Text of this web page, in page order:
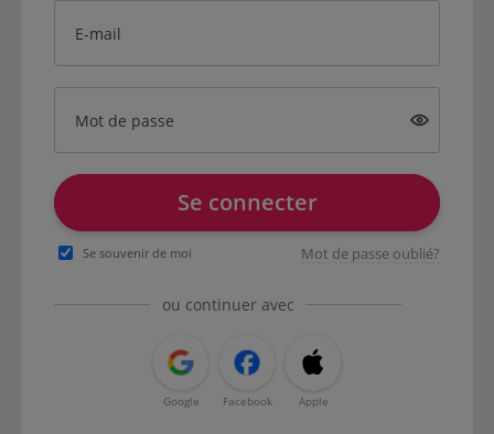
E-mail
Mot de passe
Se connecter
Se souvenir de moi Mot de passe oublié?
ou continuer avec
Google Facebook Apple